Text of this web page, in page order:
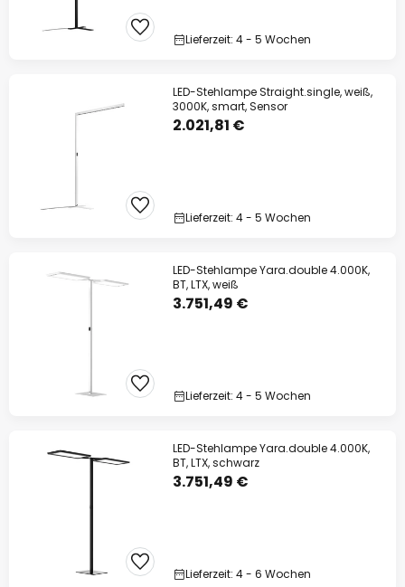
Lieferzeit: 4 - 5 Wochen
LED-Stehlampe Straight.single, weiß,
3000K, smart, Sensor
2.021,81 €
Lieferzeit: 4 - 5 Wochen
LED-Stehlampe Yara.double 4.000K,
BT, LTX, weiß
3.751,49 €
Lieferzeit: 4 - 5 Wochen
LED-Stehlampe Yara.double 4.000K,
BT, LTX, schwarz
3.751,49 €
Lieferzeit: 4 - 6 Wochen